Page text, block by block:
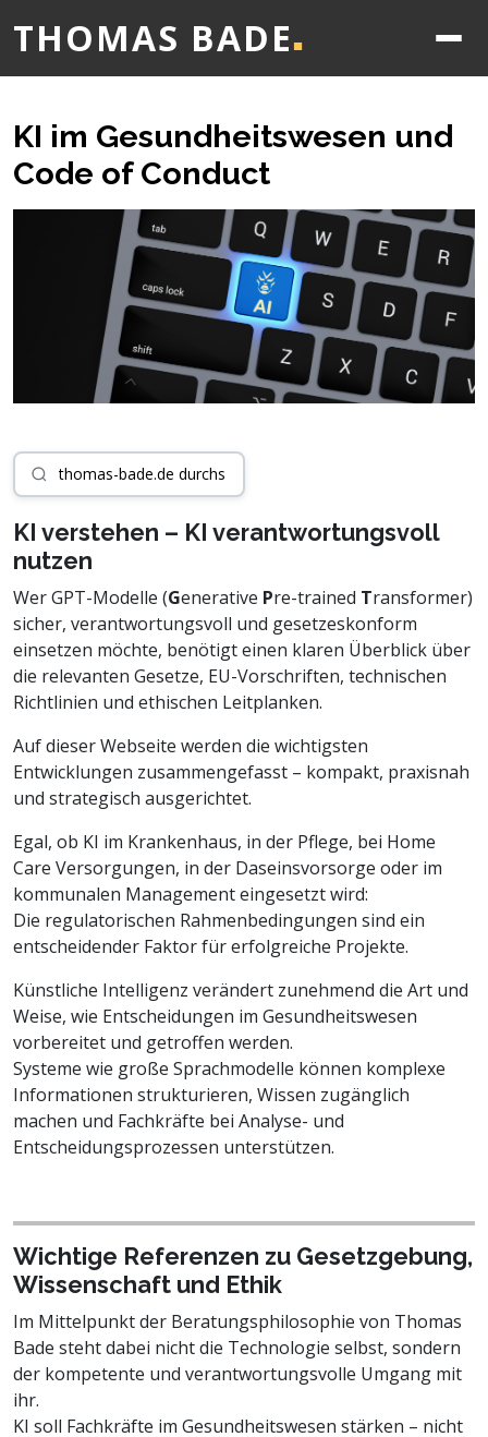
THOMAS BADE ■
KI im Gesundheitswesen und
Code of Conduct
KI verstehen – KI verantwortungsvoll
nutzen
Wer GPT-Modelle (Generative Pre-trained Transformer)
sicher, verantwortungsvoll und gesetzeskonform
einsetzen möchte, benötigt einen klaren Überblick über
die relevanten Gesetze, EU-Vorschriften, technischen
Richtlinien und ethischen Leitplanken.
Auf dieser Webseite werden die wichtigsten
Entwicklungen zusammengefasst – kompakt, praxisnah
und strategisch ausgerichtet.
Egal, ob KI im Krankenhaus, in der Pflege, bei Home
Care Versorgungen, in der Daseinsvorsorge oder im
kommunalen Management eingesetzt wird:
Die regulatorischen Rahmenbedingungen sind ein
entscheidender Faktor für erfolgreiche Projekte.
Künstliche Intelligenz verändert zunehmend die Art und
Weise, wie Entscheidungen im Gesundheitswesen
vorbereitet und getroffen werden.
Systeme wie große Sprachmodelle können komplexe
Informationen strukturieren, Wissen zugänglich
machen und Fachkräfte bei Analyse- und
Entscheidungsprozessen unterstützen.
Wichtige Referenzen zu Gesetzgebung,
Wissenschaft und Ethik
Im Mittelpunkt der Beratungsphilosophie von Thomas
Bade steht dabei nicht die Technologie selbst, sondern
der kompetente und verantwortungsvolle Umgang mit
ihr.
KI soll Fachkräfte im Gesundheitswesen stärken – nicht